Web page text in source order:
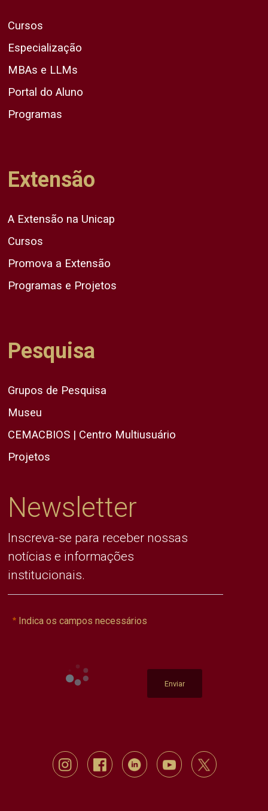
Cursos
Especialização
MBAs e LLMs
Portal do Aluno
Programas
Extensão
A Extensão na Unicap
Cursos
Promova a Extensão
Programas e Projetos
Pesquisa
Grupos de Pesquisa
Museu
CEMACBIOS | Centro Multiusuário
Projetos
Newsletter
Inscreva-se para receber nossas
notícias e informações
institucionais.
Indica os campos necessários
Enviar